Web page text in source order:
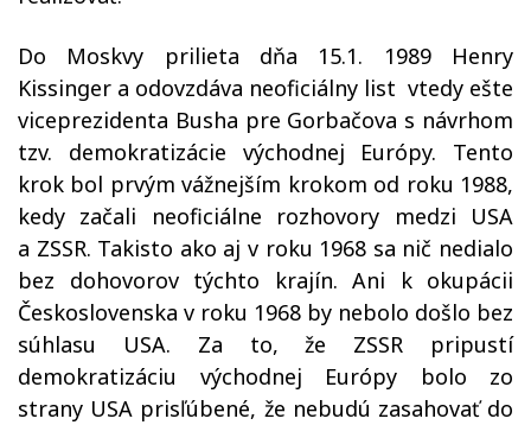
Do Moskvy prilieta dňa 15.1. 1989 Henry
Kissinger a odovzdáva neoficiálny list vtedy ešte
viceprezidenta Busha pre Gorbačova s návrhom
tzv. demokratizácie východnej Európy. Tento
krok bol prvým vážnejším krokom od roku 1988,
kedy začali neoficiálne rozhovory medzi USA
a ZSSR. Takisto ako aj v roku 1968 sa nič nedialo
bez dohovorov týchto krajín. Ani k okupácii
Československa v roku 1968 by nebolo došlo bez
súhlasu USA. Za to, že ZSSR pripustí
demokratizáciu východnej Európy bolo zo
strany USA prisľúbené, že nebudú zasahovať do